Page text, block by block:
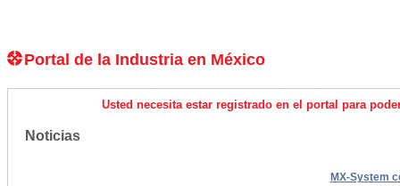
Portal de la Industria en México
Usted necesita estar registrado en el portal para
Noticias
MX-System